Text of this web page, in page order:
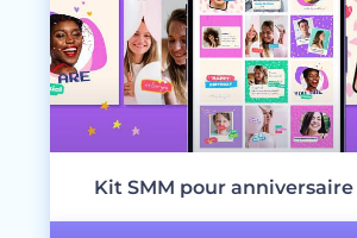
Kit SMM pour